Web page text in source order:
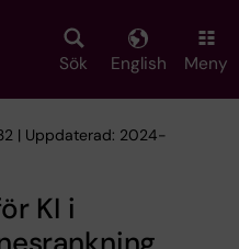
Sök English Meny
| Uppdaterad: 2024-
KI i